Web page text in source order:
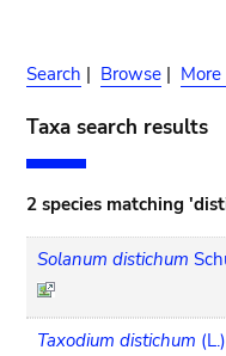
Search | Browse |
Taxa search results
2 species matching
Solanum distichum
Taxodium distichum